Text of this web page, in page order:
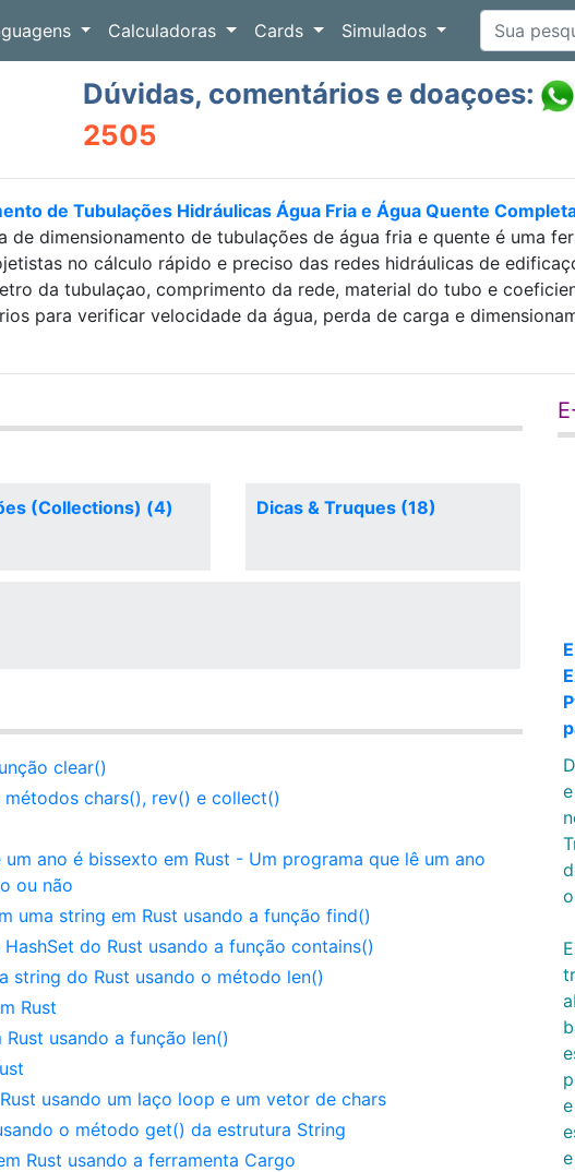
Calculadoras Cards Simulados
Dúvidas, comentários e doaçoes:
2505
de Tubulações Hidráulicas Água Fria e Água Quente
de dimensionamento de tubulações de água fria e quente é uma
no cálculo rápido e preciso das redes hidráulicas de
da tubulaçao, comprimento da rede, material do tubo e
para verificar velocidade da água, perda de carga e
(Collections) (4) Dicas & Truques (18)
clear()
chars(), rev() e collect()
ano é bissexto em Rust - Um programa que lê um ano
ou não
uma string em Rust usando a função find()
do Rust usando a função contains()
string do Rust usando o método len()
Rust
usando a função len()
usando um laço loop e um vetor de chars
o método get() da estrutura String
Rust usando a ferramenta Cargo